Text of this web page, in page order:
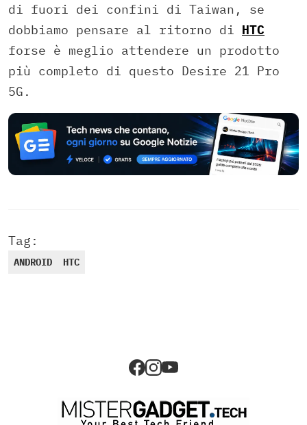
di fuori dei confini di Taiwan, se
dobbiamo pensare al ritorno di HTC
forse è meglio attendere un prodotto
più completo di questo Desire 21 Pro
5G.
Tag:
ANDROID HTC